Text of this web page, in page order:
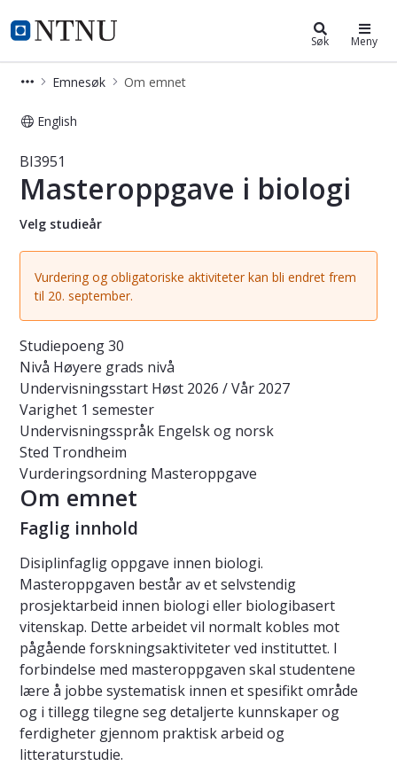
NTNU Hjemmeside
Studier Søk Meny
Emnesøk Om emnet
English
Emne - Masteroppgave i biologi -
BI3951
Masteroppgave i biologi
Velg studieår
Vurdering og obligatoriske aktiviteter kan bli endret frem
til 20. september.
Studiepoeng30
Nivå Høyere grads nivå
Undervisningsstart Høst 2026 / Vår 2027
Varighet 1 semester
Undervisningsspråk Engelsk og norsk
Sted Trondheim
Vurderingsordning Masteroppgave
Om emnet
Faglig innhold
Disiplinfaglig oppgave innen biologi.
Masteroppgaven består av et selvstendig
prosjektarbeid innen biologi eller biologibasert
vitenskap. Dette arbeidet vil normalt kobles mot
pågående forskningsaktiviteter ved instituttet. I
forbindelse med masteroppgaven skal studentene
lære å jobbe systematisk innen et spesifikt område
og i tillegg tilegne seg detaljerte kunnskaper og
ferdigheter gjennom praktisk arbeid og
litteraturstudie.